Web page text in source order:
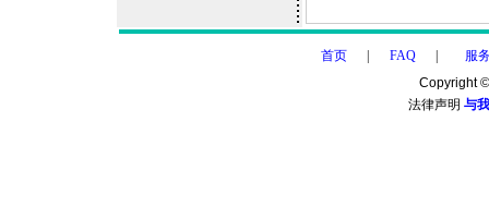
首页 FAQ
服
法律声明 与